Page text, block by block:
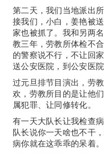
第二天，我们当地派出
接我们，小白，姜艳被
家也被抓了。我和另两
教三年，劳教所体检不
的警察说不行，不让回
送公安医院，到公安医
过元旦排节目演出，劳
欢，劳教所目的是让他
属犯罪、让同修转化。
有一天大队长让我检查
队长说你一天啥也不干
病你就在这乖乖的呆着。